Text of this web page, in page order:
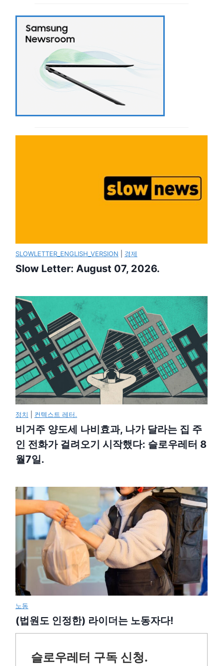
SLOWLETTER_ENGLISH_VERSION 경제
Slow Letter: August 07, 2026.
정치 컨텍스트 레터.
비거주 양도세 나비효과, 나가 달라는 집 주
인 전화가 걸려오기 시작했다: 슬로우레터 8
월7일.
노동
(법원도 인정한) 라이더는 노동자다!
슬로우레터 구독 신청.